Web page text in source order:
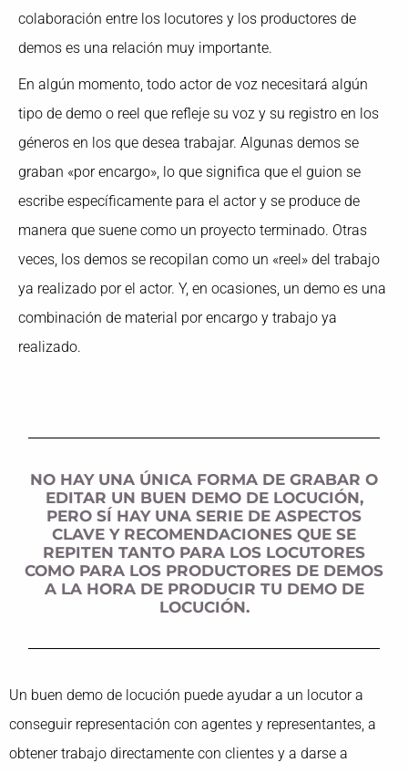
colaboración entre los locutores y los productores de
demos es una relación muy importante.
En algún momento, todo actor de voz necesitará algún
tipo de demo o reel que refleje su voz y su registro en los
géneros en los que desea trabajar. Algunas demos se
graban «por encargo», lo que significa que el guion se
escribe específicamente para el actor y se produce de
manera que suene como un proyecto terminado. Otras
veces, los demos se recopilan como un «reel» del trabajo
ya realizado por el actor. Y, en ocasiones, un demo es una
combinación de material por encargo y trabajo ya
realizado.
NO HAY UNA ÚNICA FORMA DE GRABAR O
EDITAR UN BUEN DEMO DE LOCUCIÓN,
PERO SÍ HAY UNA SERIE DE ASPECTOS
CLAVE Y RECOMENDACIONES QUE SE
REPITEN TANTO PARA LOS LOCUTORES
COMO PARA LOS PRODUCTORES DE DEMOS
A LA HORA DE PRODUCIR TU DEMO DE
LOCUCIÓN.
Un buen demo de locución puede ayudar a un locutor a
conseguir representación con agentes y representantes, a
obtener trabajo directamente con clientes y a darse a